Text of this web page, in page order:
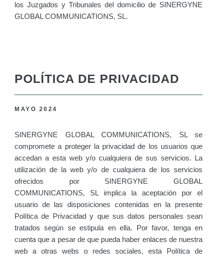
los Juzgados y Tribunales del domicilio de SINERGYNE
GLOBAL COMMUNICATIONS, SL.
POLÍTICA DE PRIVACIDAD
MAYO 2024
SINERGYNE GLOBAL COMMUNICATIONS, SL se
compromete a proteger la privacidad de los usuarios que
accedan a esta web y/o cualquiera de sus servicios. La
utilización de la web y/o de cualquiera de los servicios
ofrecidos por SINERGYNE GLOBAL
COMMUNICATIONS, SL implica la aceptación por el
usuario de las disposiciones contenidas en la presente
Política de Privacidad y que sus datos personales sean
tratados según se estipula en ella. Por favor, tenga en
cuenta que a pesar de que pueda haber enlaces de nuestra
web a otras webs o redes sociales, esta Política de